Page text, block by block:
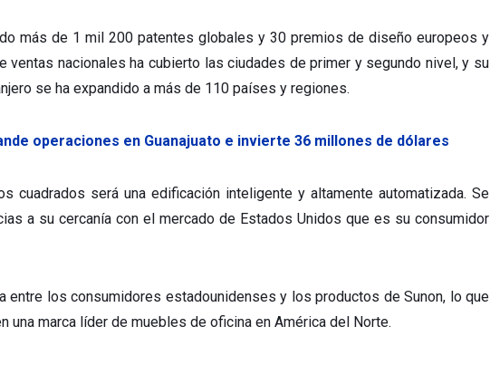
más de 1 mil 200 patentes globales y 30 premios de diseño europeos y
ventas nacionales ha cubierto las ciudades de primer y segundo nivel, y su
se ha expandido a más de 110 países y regiones.
operaciones en Guanajuato e invierte 36 millones de dólares
cuadrados será una edificación inteligente y altamente automatizada. Se
a su cercanía con el mercado de Estados Unidos que es su consumidor
entre los consumidores estadounidenses y los productos de Sunon, lo que
una marca líder de muebles de oficina en América del Norte.